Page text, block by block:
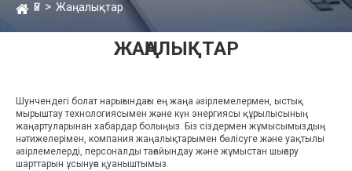
Үй Жаңалықтар
ЖАҢАЛЫҚТАР
Шунчендегі болат нарығындағы ең жаңа әзірлемелермен, ыстық
мырыштау технологиясымен және күн энергиясы құрылысының
жаңартуларынан хабардар болыңыз. Біз сіздермен жұмысымыздың
нәтижелерімен, компания жаңалықтарымен бөлісуге және уақтылы
әзірлемелерді, персоналды тағайындау және жұмыстан шығару
шарттарын ұсынуға қуаныштымыз.